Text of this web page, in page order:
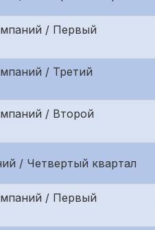
/ Первый
/ Третий
/ Второй
/ Четвертый квартал
/ Первый